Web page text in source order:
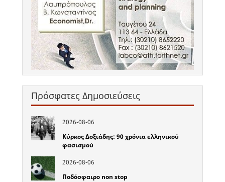
Πρόσφατες Δημοσιεύσεις
2026-08-06
Κύρκος Δοξιάδης: 90 χρόνια ελληνικού
φασισμού
2026-08-06
Ποδόσφαιρο non stop